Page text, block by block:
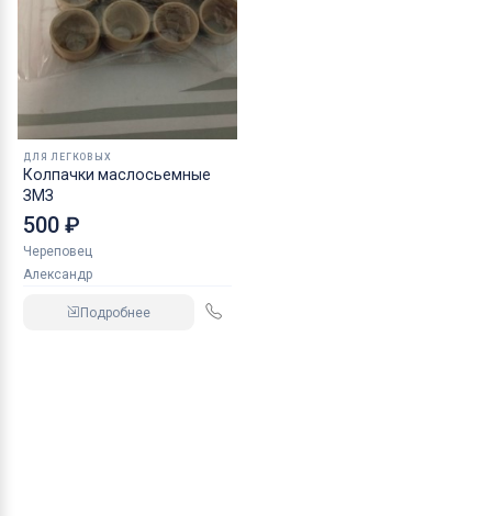
ДЛЯ ЛЕГКОВЫХ
Колпачки маслосьемные
ЗМЗ
500 ₽
Череповец
Александр
Подробнее